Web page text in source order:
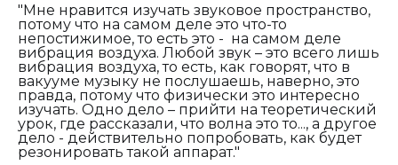
"Мне нравится изучать звуковое пространство,
потому что на самом деле это что-то
непостижимое, то есть это - на самом деле
вибрация воздуха. Любой звук – это всего лишь
вибрация воздуха, то есть, как говорят, что в
вакууме музыку не послушаешь, наверно, это
правда, потому что физически это интересно
изучать. Одно дело – прийти на теоретический
урок, где рассказали, что волна это то..., а другое
дело - действительно попробовать, как будет
резонировать такой аппарат."